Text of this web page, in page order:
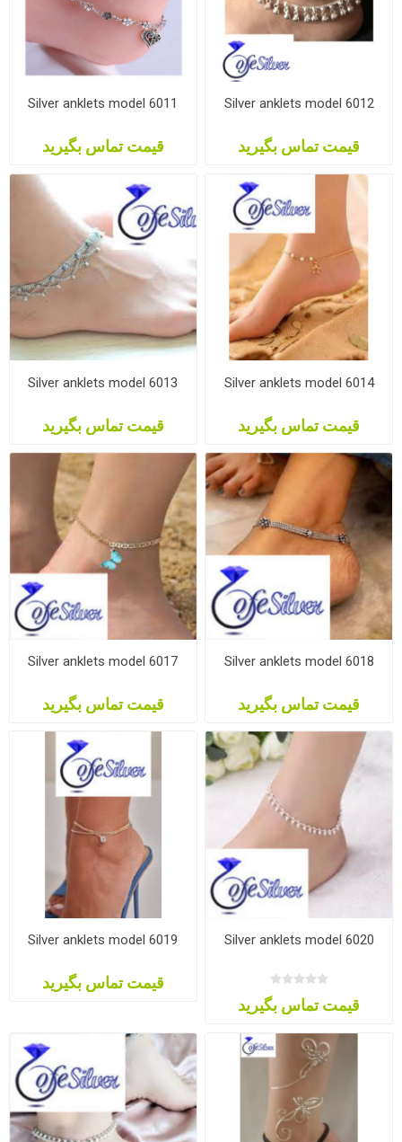
Silver anklets model 6011
قیمت تماس بگیرید
Silver anklets model 6012
قیمت تماس بگیرید
Silver anklets model 6013
قیمت تماس بگیرید
Silver anklets model 6014
قیمت تماس بگیرید
Silver anklets model 6017
قیمت تماس بگیرید
Silver anklets model 6018
قیمت تماس بگیرید
Silver anklets model 6019
قیمت تماس بگیرید
Silver anklets model 6020
قیمت تماس بگیرید